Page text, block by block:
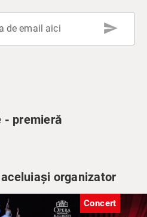
de email aici send
- premieră
organizator
Concert